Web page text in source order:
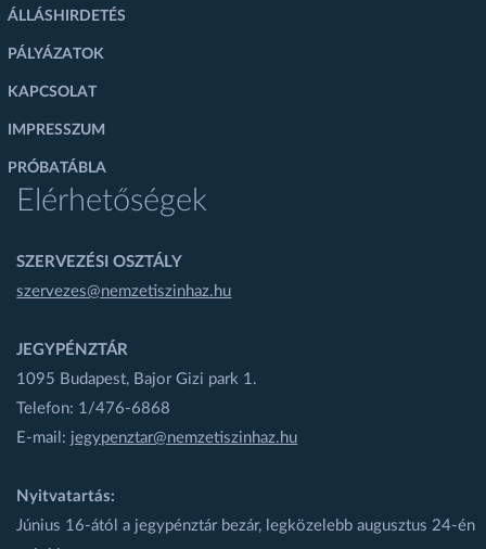
ÁLLÁSHIRDETÉS
PÁLYÁZATOK
KAPCSOLAT
IMPRESSZUM
PRÓBATÁBLA
Elérhetőségek
SZERVEZÉSI OSZTÁLY
szervezes@nemzetiszinhaz.hu
JEGYPÉNZTÁR
1095 Budapest, Bajor Gizi park 1.
Telefon: 1/476-6868
E-mail: jegypenztar@nemzetiszinhaz.hu
Nyitvatartás:
Június 16-ától a jegypénztár bezár, legközelebb augusztus 24-én